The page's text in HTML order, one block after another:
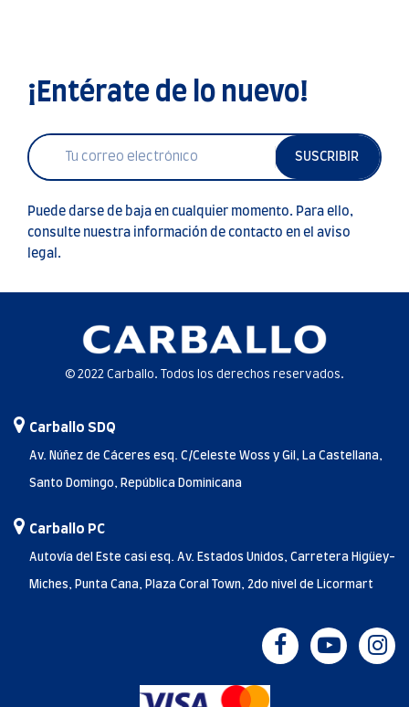
¡Entérate de lo nuevo!
SUSCRIBIR
Puede darse de baja en cualquier momento. Para ello,
consulte nuestra información de contacto en el aviso
legal.
© 2022 Carballo. Todos los derechos reservados.
Carballo SDQ
Av. Núñez de Cáceres esq. C/Celeste Woss y Gil, La Castellana,
Santo Domingo, República Dominicana
Carballo PC
Autovía del Este casi esq. Av. Estados Unidos, Carretera Higüey-
Miches, Punta Cana, Plaza Coral Town, 2do nivel de Licormart